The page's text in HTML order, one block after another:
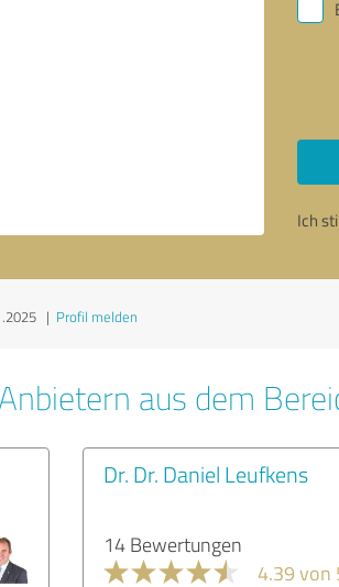
Ich
| Profil melden
aus dem
Dr. Dr. Daniel Leufkens
14 Bewertungen
4.39 von